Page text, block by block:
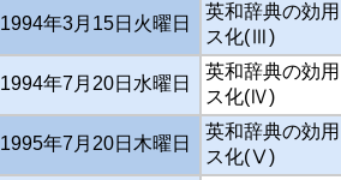
1994年3月15日火曜日
英和辞典の効
ス化(Ⅲ)
1994年7月20日水曜日
英和辞典の効
ス化(Ⅳ)
1995年7月20日木曜日
英和辞典の効
ス化(Ⅴ)